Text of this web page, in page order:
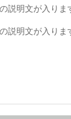
説明文が入り
説明文が入り